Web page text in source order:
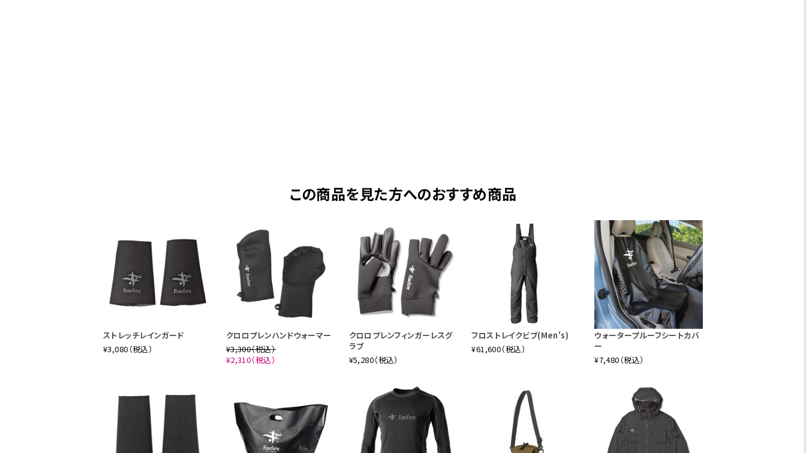
この商品を見た方へのおすすめ商品
ストレッチレインガード
¥3,080（税込）
クロロプレンハンドウォーマー
¥3,300（税込）
¥2,310（税込）
クロロプレンフィンガーレスグ
ラブ
¥5,280（税込）
フロストレイクビブ(Men's)
¥61,600（税込）
ウォータープルーフシートカバ
ー
¥7,480（税込）